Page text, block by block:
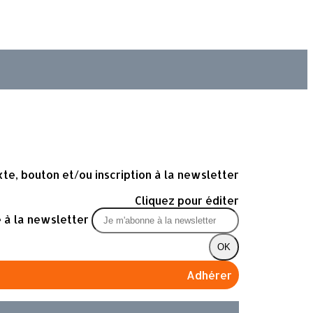
bouton et/ou inscription à la newsletter
Cliquez pour éditer
à la newsletter
OK
Adhérer